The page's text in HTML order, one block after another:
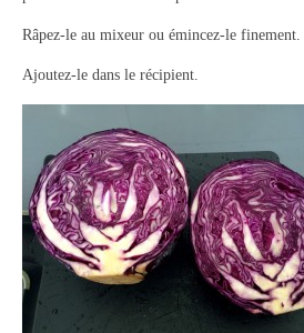
Crumbles Gâteaux secs
Panna cotta Tiramisu
Divers desserts
Sauces
Boissons
Sans alcool
Râpez-le au mixeur ou émincez-le finement.
Ajoutez-le dans le récipient.